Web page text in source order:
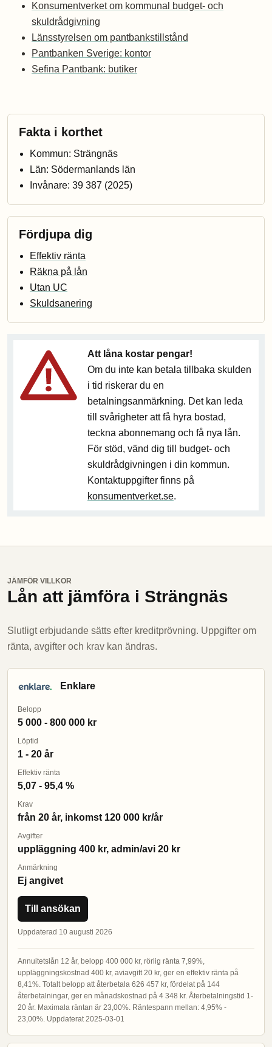
Konsumentverket om kommunal budget- och
skuldrådgivning
Länsstyrelsen om pantbankstillstånd
Pantbanken Sverige: kontor
Sefina Pantbank: butiker
Fakta i korthet
Kommun: Strängnäs
Län: Södermanlands län
Invånare: 39 387 (2025)
Fördjupa dig
Effektiv ränta
Räkna på lån
Utan UC
Skuldsanering
Att låna kostar pengar!
Om du inte kan betala tillbaka skulden
i tid riskerar du en
betalningsanmärkning. Det kan leda
till svårigheter att få hyra bostad,
teckna abonnemang och få nya lån.
För stöd, vänd dig till budget- och
skuldrådgivningen i din kommun.
Kontaktuppgifter finns på
konsumentverket.se.
JÄMFÖR VILLKOR
Lån att jämföra i Strängnäs
Slutligt erbjudande sätts efter kreditprövning. Uppgifter om
ränta, avgifter och krav kan ändras.
Enklare
Belopp
5 000 - 800 000 kr
Löptid
1 - 20 år
Effektiv ränta
5,07 - 95,4 %
Krav
från 20 år, inkomst 120 000 kr/år
Avgifter
uppläggning 400 kr, admin/avi 20 kr
Anmärkning
Ej angivet
Till ansökan
Uppdaterad 10 augusti 2026
Annuitetslån 12 år, belopp 400 000 kr, rörlig ränta 7,99%,
uppläggningskostnad 400 kr, aviavgift 20 kr, ger en effektiv ränta på
8,41%. Totalt belopp att återbetala 626 457 kr, fördelat på 144
återbetalningar, ger en månadskostnad på 4 348 kr. Återbetalningstid 1-
20 år. Maximala räntan är 23,00%. Räntespann mellan: 4,95% -
23,00%. Uppdaterat 2025-03-01